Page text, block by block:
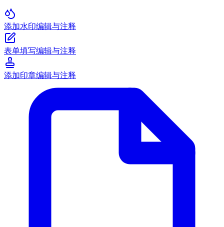
添加水印编辑与注释
表单填写编辑与注释
添加印章编辑与注释